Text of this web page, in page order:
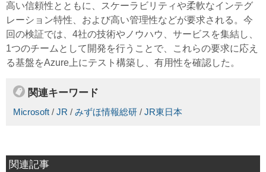
高い信頼性とともに、スケーラビリティや柔軟なインテグ
レーション特性、および高い管理性などが要求される。今
回の検証では、4社の技術やノウハウ、サービスを集結し、
1つのチームとして開発を行うことで、これらの要求に応え
る基盤をAzure上にテスト構築し、有用性を確認した。
関連キーワード
Microsoft / JR / みずほ情報総研 / JR東日本
関連記事